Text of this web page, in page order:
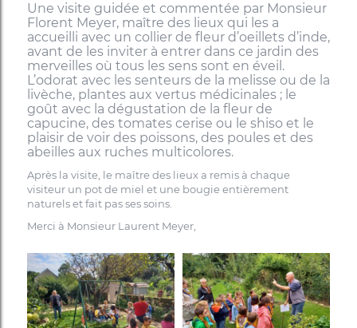
Une visite guidée et commentée par Monsieur
Florent Meyer, maître des lieux qui les a
accueilli avec un collier de fleur d’oeillets d’inde,
avant de les inviter à entrer dans ce jardin des
merveilles où tous les sens sont en éveil.
L’odorat avec les senteurs de la melisse ou de la
livèche, plantes aux vertus médicinales ; l e
goût avec la dégustation de la fleur de
capucine, des tomates cerise ou le shiso et le
plaisir de voir des poissons, des poules et des
abeilles aux ruches multicolores.
Après la visite, le maître des lieux a remis à chaque
visiteur un pot de miel et une bougie entièrement
naturels et fait pas ses soins.
Merci à Monsieur Laurent Meyer,